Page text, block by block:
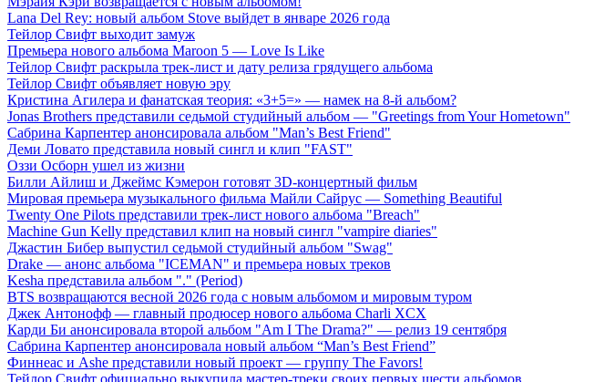
Lana Del Rey: новый альбом Stove выйдет в январе 2026 года
Тейлор Свифт выходит замуж
Премьера нового альбома Maroon 5 — Love Is Like
Тейлор Свифт раскрыла трек-лист и дату релиза грядущего альбома
Тейлор Свифт объявляет новую эру
Кристина Агилера и фанатская теория: «3+5=» — намек на 8-й альбом?
Jonas Brothers представили седьмой студийный альбом — "Greetings from Your Hometown"
Сабрина Карпентер анонсировала альбом "Man’s Best Friend"
Деми Ловато представила новый сингл и клип "FAST"
Оззи Осборн ушел из жизни
Билли Айлиш и Джеймс Кэмерон готовят 3D-концертный фильм
Мировая премьера музыкального фильма Майли Сайрус — Something Beautiful
Twenty One Pilots представили трек-лист нового альбома "Breach"
Machine Gun Kelly представил клип на новый сингл "vampire diaries"
Джастин Бибер выпустил седьмой студийный альбом "Swag"
Drake — анонс альбома "ICEMAN" и премьера новых треков
Kesha представила альбом "." (Period)
BTS возвращаются весной 2026 года с новым альбомом и мировым туром
Джек Антонофф — главный продюсер нового альбома Charli XCX
Карди Би анонсировала второй альбом "Am I The Drama?" — релиз 19 сентября
Сабрина Карпентер анонсировала новый альбом “Man’s Best Friend”
Финнеас и Ashe представили новый проект — группу The Favors!
Тейлор Свифт официально выкупила мастер-треки своих первых шести альбомов